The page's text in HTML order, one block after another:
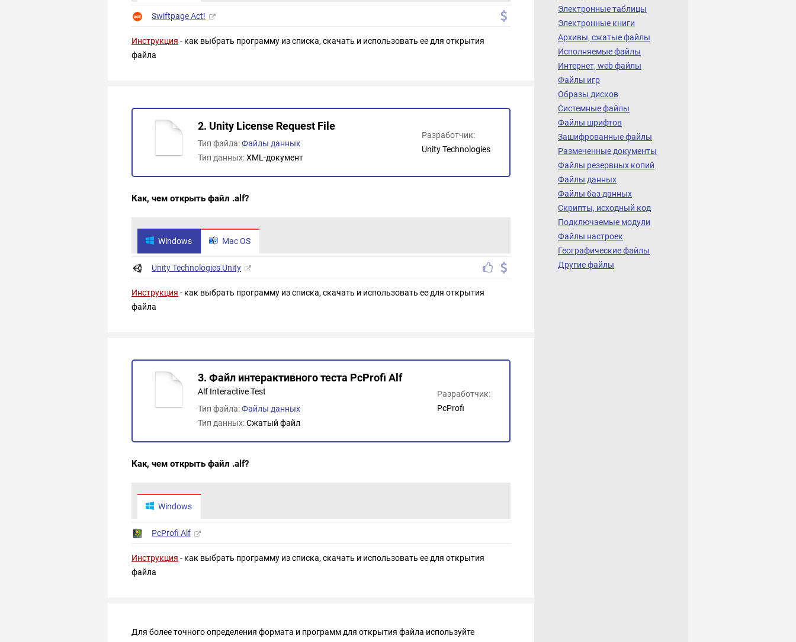
Swiftpage Act!
Инструкция - как выбрать программу из списка, скачать и использовать ее для открытия
файла
2. Unity License Request File
Тип файла:Файлы данных
Тип данных:XML-документ
Разработчик:
Unity Technologies
Как, чем открыть файл .alf?
Windows Mac OS
Unity Technologies Unity
Инструкция - как выбрать программу из списка, скачать и использовать ее для открытия
файла
3. Файл интерактивного теста PcProfi Alf
Alf Interactive Test
Тип файла:Файлы данных
Тип данных:Сжатый файл
Разработчик:
PcProfi
Как, чем открыть файл .alf?
Windows
PcProfi Alf
Инструкция - как выбрать программу из списка, скачать и использовать ее для открытия
файла
Для более точного определения формата и программ для открытия файла используйте
Электронные таблицы
Электронные книги
Архивы, сжатые файлы
Исполняемые файлы
Интернет, web файлы
Файлы игр
Образы дисков
Системные файлы
Файлы шрифтов
Зашифрованные файлы
Размеченные документы
Файлы резервных копий
Файлы данных
Файлы баз данных
Скрипты, исходный код
Подключаемые модули
Файлы настроек
Географические файлы
Другие файлы